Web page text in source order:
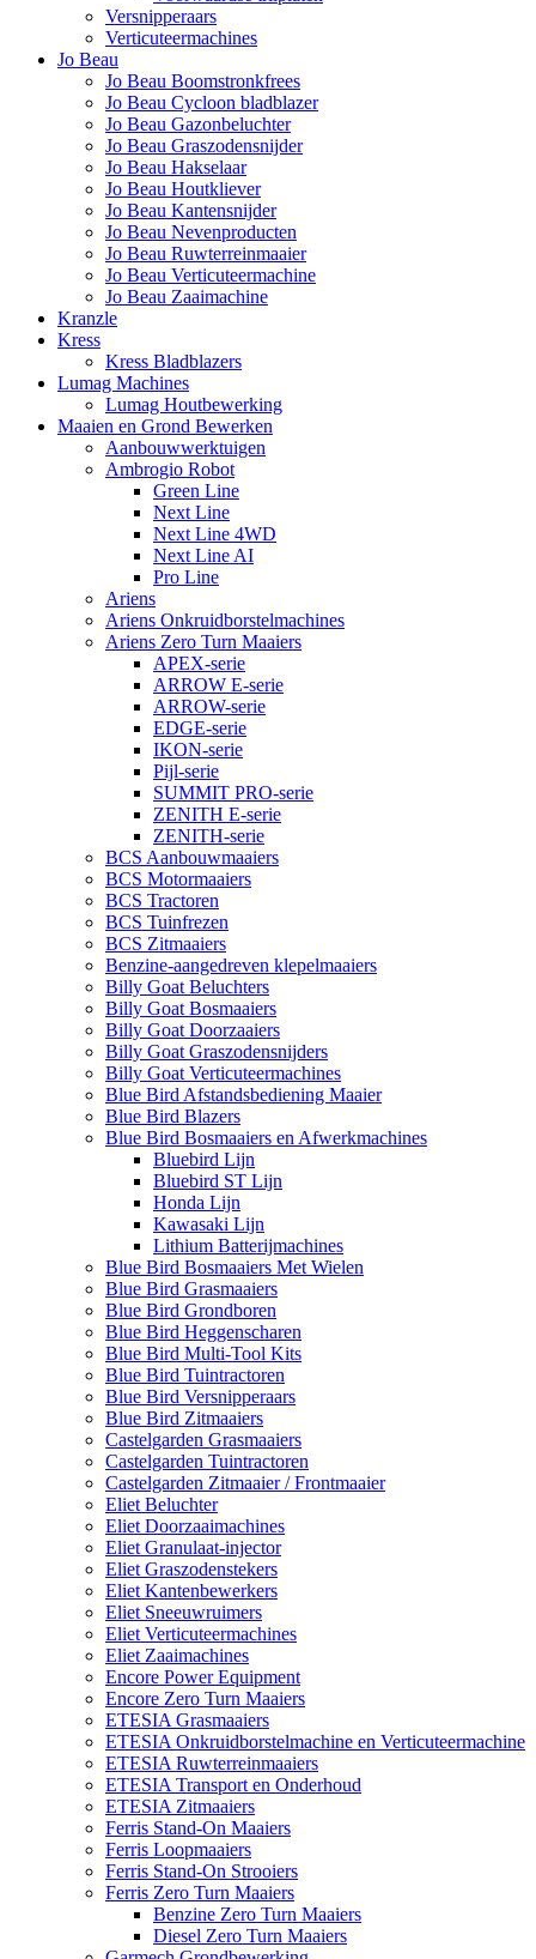
Versnipperaars
Verticuteermachines
Jo Beau
Jo Beau Boomstronkfrees
Jo Beau Cycloon bladblazer
Jo Beau Gazonbeluchter
Jo Beau Graszodensnijder
Jo Beau Hakselaar
Jo Beau Houtkliever
Jo Beau Kantensnijder
Jo Beau Nevenproducten
Jo Beau Ruwterreinmaaier
Jo Beau Verticuteermachine
Jo Beau Zaaimachine
Kranzle
Kress
Kress Bladblazers
Lumag Machines
Lumag Houtbewerking
Maaien en Grond Bewerken
Aanbouwwerktuigen
Ambrogio Robot
Green Line
Next Line
Next Line 4WD
Next Line AI
Pro Line
Ariens
Ariens Onkruidborstelmachines
Ariens Zero Turn Maaiers
APEX-serie
ARROW E-serie
ARROW-serie
EDGE-serie
IKON-serie
Pijl-serie
SUMMIT PRO-serie
ZENITH E-serie
ZENITH-serie
BCS Aanbouwmaaiers
BCS Motormaaiers
BCS Tractoren
BCS Tuinfrezen
BCS Zitmaaiers
Benzine-aangedreven klepelmaaiers
Billy Goat Beluchters
Billy Goat Bosmaaiers
Billy Goat Doorzaaiers
Billy Goat Graszodensnijders
Billy Goat Verticuteermachines
Blue Bird Afstandsbediening Maaier
Blue Bird Blazers
Blue Bird Bosmaaiers en Afwerkmachines
Bluebird Lijn
Bluebird ST Lijn
Honda Lijn
Kawasaki Lijn
Lithium Batterijmachines
Blue Bird Bosmaaiers Met Wielen
Blue Bird Grasmaaiers
Blue Bird Grondboren
Blue Bird Heggenscharen
Blue Bird Multi-Tool Kits
Blue Bird Tuintractoren
Blue Bird Versnipperaars
Blue Bird Zitmaaiers
Castelgarden Grasmaaiers
Castelgarden Tuintractoren
Castelgarden Zitmaaier / Frontmaaier
Eliet Beluchter
Eliet Doorzaaimachines
Eliet Granulaat-injector
Eliet Graszodenstekers
Eliet Kantenbewerkers
Eliet Sneeuwruimers
Eliet Verticuteermachines
Eliet Zaaimachines
Encore Power Equipment
Encore Zero Turn Maaiers
ETESIA Grasmaaiers
ETESIA Onkruidborstelmachine en Verticuteermachine
ETESIA Ruwterreinmaaiers
ETESIA Transport en Onderhoud
ETESIA Zitmaaiers
Ferris Stand-On Maaiers
Ferris Loopmaaiers
Ferris Stand-On Strooiers
Ferris Zero Turn Maaiers
Benzine Zero Turn Maaiers
Diesel Zero Turn Maaiers